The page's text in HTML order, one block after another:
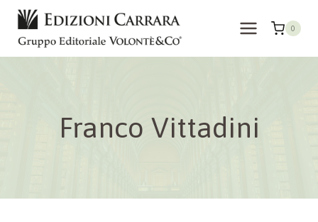
Salta
contenuto
0
Franco Vittadini